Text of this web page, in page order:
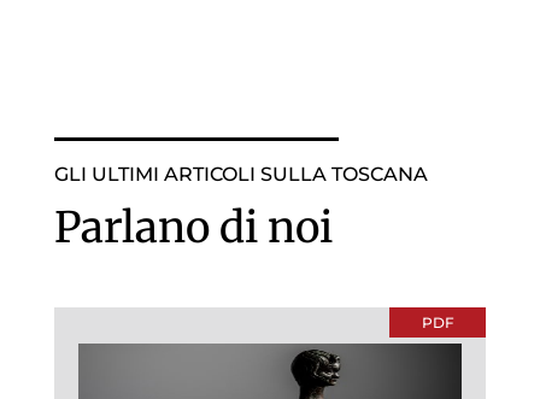
GLI ULTIMI ARTICOLI SULLA TOSCANA
Parlano di noi
PDF